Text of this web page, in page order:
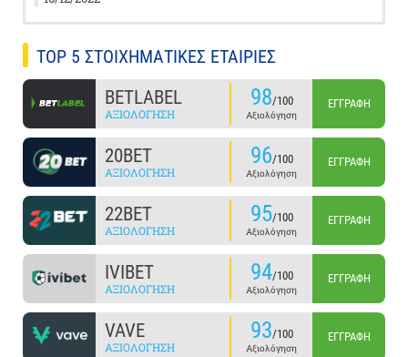
TOP 5 ΣΤΟΙΧΗΜΑΤΙΚΕΣ ΕΤΑΙΡΙΕΣ
BETLABEL
ΑΞΙΟΛΌΓΗΣΗ
98/100
Αξιολόγηση
ΕΓΓΡΑΦΉ
20BET
ΑΞΙΟΛΌΓΗΣΗ
96/100
Αξιολόγηση
ΕΓΓΡΑΦΉ
22BET
ΑΞΙΟΛΌΓΗΣΗ
95/100
Αξιολόγηση
ΕΓΓΡΑΦΉ
IVIBET
ΑΞΙΟΛΌΓΗΣΗ
94/100
Αξιολόγηση
ΕΓΓΡΑΦΉ
VAVE
ΑΞΙΟΛΌΓΗΣΗ
93/100
Αξιολόγηση
ΕΓΓΡΑΦΉ